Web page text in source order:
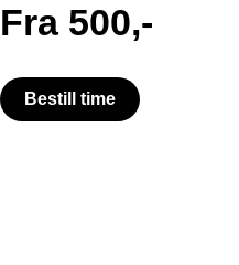
Fra 500,-
Bestill time